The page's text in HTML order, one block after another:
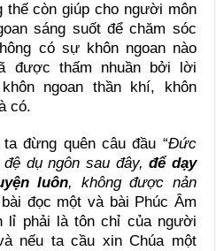
thế còn giúp cho người môn
sáng suốt để chăm sóc
có sự khôn ngoan nào
được thấm nhuần bởi lời
ngoan thần khí, khôn
có.
đừng quên câu đầu “Đức
dụ ngôn sau đây,để dạy
luôn, không được nản
đọc một và bài Phúc Âm
lỉ phải là tôn chỉ của người
nếu ta cầu xin Chúa một